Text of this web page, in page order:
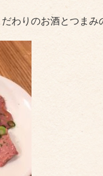
わりのお酒とつまみ